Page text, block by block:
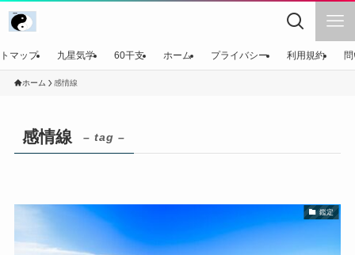
マップ 九星気学 60干支 ホーム プライバシー 利用規約
ホーム 感情線
感情線 – tag –
鑑定